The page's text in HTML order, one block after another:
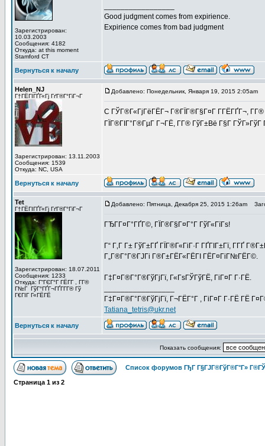
Зарегистрирован:
10.03.2003
Сообщения: 4182
Откуда: at this moment
Stamford CT
Good judgment comes from expirience.
Expirience comes from bad judgment
Вернуться к началу
Helen_NJ
Г†ГЁГІГҐГ«Гј ГґГ®Г°ГіГ¬Г
Зарегистрирован: 13.11.2003
Сообщения: 1539
Откуда: NC, USA
Добавлено: Понедельник, Января 19, 2015 2:05am
C ГЎГ®Г«ГјГёГЁГ¬ Г®ГЇГ®Г§Г¤Г Г­ГЁГҐГ¬, Г­Г®
ГЇГ®ГІГ°Г®ГµГ Г¬ГЁ, Г­Г® ГўГ±Вё Г§Г ГЎГ»ГўГ
Вернуться к началу
Tet
Г†ГЁГІГҐГ«Гј ГґГ®Г°ГіГ¬Г
Зарегистрирован: 18.07.2011
Сообщения: 1233
Откуда: Г“ГЄГ°Г ГЁГ­Г , Г­Г®
Г№Г ГўГ°ГҐГ¬ГҐГ­Г­Г® Гў
Г€ГІГ Г«ГЁГЁ
Добавлено: Пятница, Декабря 25, 2015 1:26am
ГЂГ­Г¤Г°ГҐГ©, ГЇГ®Г§Г¤Г°Г ГўГ«ГїГѕ!
Г“ Г‚Г Г± ГўГ±ГҐ ГЇГ®Г«ГіГ·Г ГҐГІГ±Гї, Г­ГҐ
Г„Г®Г°Г®ГЈГі Г®Г±ГЁГ«ГЁГІ ГЁГ¤ГіГ№ГЁГ©.
Г‡Г¤Г®Г°Г®ГўГјГї, Г«ГѕГЎГўГЁ, ГіГ¤Г Г·ГЁ.
Г‡Г¤Г®Г°Г®ГўГјГї, Г¬ГЁГ°Г , ГіГ¤Г Г·ГЁ ГЁ
Tatiana_tetris@ukr.net
Вернуться к началу
Показать сообщения:
Список форумов ГђГ Г§ГЈГ®ГўГ®Г°Г»
Страница 1 из 2